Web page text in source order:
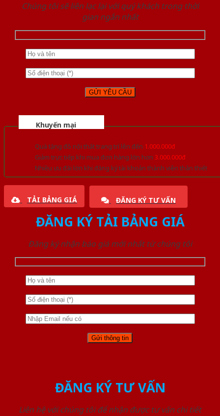
Chúng tôi sẽ liên lạc lại với quý khách trong thời
gian ngắn nhất
Khuyến mại
Quà tặng đồ nội thất trang trí lên đến 1.000.000đ
Giảm trực tiếp khi mua đơn hàng lớn hơn 3.000.000đ
Nhiều ưu đãi lớn khi đăng ký tài khoản thành viên thân thiết
TẢI BẢNG GIÁ ĐĂNG KÝ TƯ VẤN
ĐĂNG KÝ TẢI BẢNG GIÁ
Đăng ký nhận báo giá mới nhất từ chúng tôi
ĐĂNG KÝ TƯ VẤN
Liên hệ với chúng tôi để nhận được tư vấn chi tiết